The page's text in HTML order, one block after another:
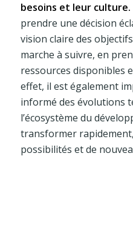
besoins et leur culture.
prendre une décision
vision claire des
marche à suivre, en
ressources disponibles
effet, il est également
informé des évolutions
l’écosystème du
transformer
possibilités et de